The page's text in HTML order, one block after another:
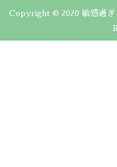
Copyright © 2020 敏感過